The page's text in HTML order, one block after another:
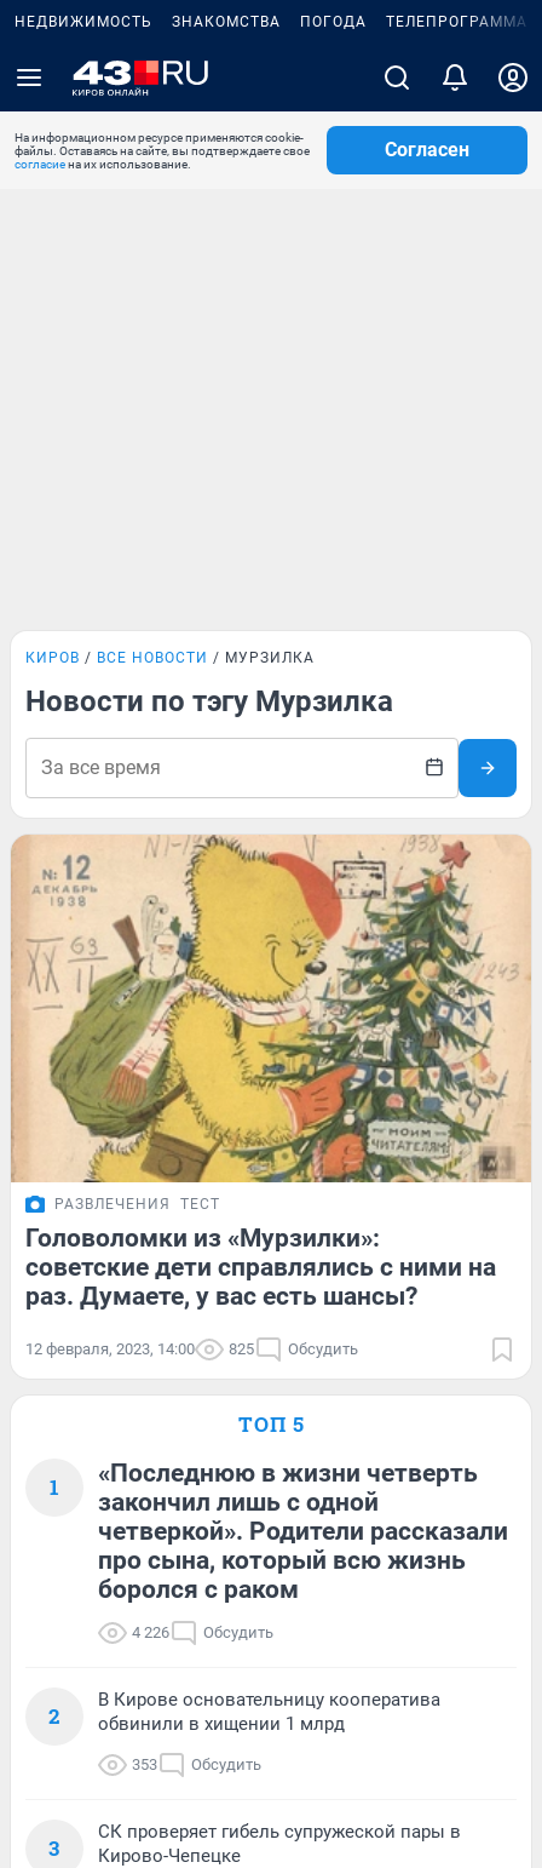
НЕДВИЖИМОСТЬ ЗНАКОМСТВА ПОГОДА ТЕЛЕПРОГРАММА
На информационном ресурсе применяются cookie-
файлы. Оставаясь на сайте, вы подтверждаете свое
согласиена их использование.
Согласен
КИРОВ ВСЕ НОВОСТИ МУРЗИЛКА
Новости по тэгу Мурзилка
РАЗВЛЕЧЕНИЯ ТЕСТ
Головоломки из «Мурзилки»:
советские дети справлялись с ними на
раз. Думаете, у вас есть шансы?
12 февраля, 2023, 14:00 825 Обсудить
ТОП 5
1
«Последнюю в жизни четверть
закончил лишь с одной
четверкой». Родители рассказали
про сына, который всю жизнь
боролся с раком
4 226 Обсудить
2
В Кирове основательницу кооператива
обвинили в хищении 1 млрд
353 Обсудить
3
СК проверяет гибель супружеской пары в
Кирово-Чепецке